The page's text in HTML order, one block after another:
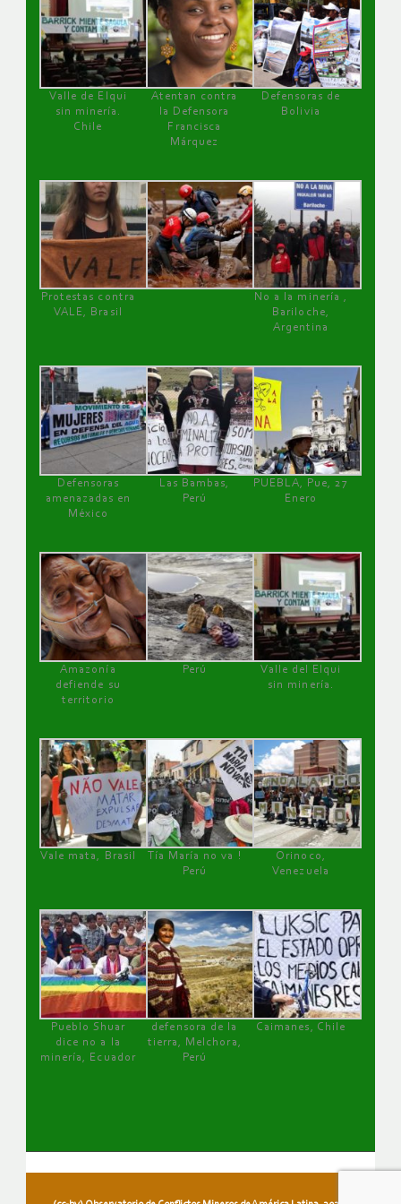
Valle de Elqui
sin minería.
Chile
Atentan contra
la Defensora
Francisca
Márquez
Defensoras de
Bolivia
Protestas contra
VALE, Brasil
No a la minería ,
Bariloche,
Argentina
Defensoras
amenazadas en
México
Las Bambas,
Perú
PUEBLA, Pue, 27
Enero
Amazonía
defiende su
territorio
Perú
Valle del Elqui
sin minería.
Vale mata, Brasil
Tía María no va !
Perú
Orinoco,
Venezuela
Pueblo Shuar
dice no a la
minería, Ecuador
defensora de la
tierra, Melchora,
Perú
Caimanes, Chile